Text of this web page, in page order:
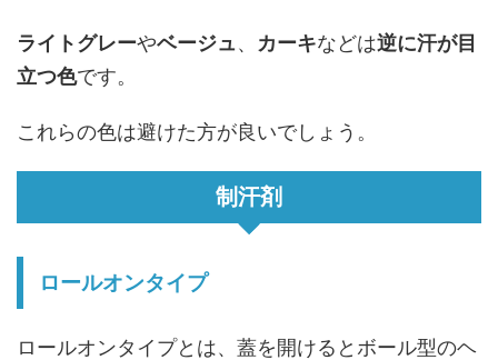
ライトグレーやベージュ、 カーキなどは逆に汗が目
立つ色です。
これらの色は避けた方が良いでしょう。
制汗剤
ロールオンタイプ
ロールオンタイプとは、蓋を開けるとボール型のヘ